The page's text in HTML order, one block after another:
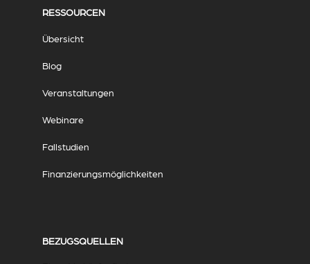
RESSOURCEN
Übersicht
Blog
Veranstaltungen
Webinare
Fallstudien
Finanzierungsmöglichkeiten
BEZUGSQUELLEN